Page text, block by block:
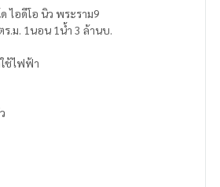
ไอดีโอ นิว พระราม9
ชั้น 6 วิวสระว่ายน้ำ 32ตร.ม. 1นอน 1น้ำ 3 ล้านบ.
ช้ไฟฟ้า